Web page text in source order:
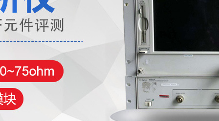
万用表 综合测试仪
蓝牙测试仪 网络分析仪
过程校验仪 电桥测试仪
泰克示波器 电池测试仪
函数信号发生器